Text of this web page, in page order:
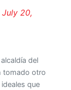
July 20,
del
tomado otro
que